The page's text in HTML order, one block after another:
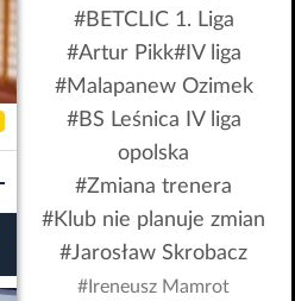
#BETCLIC 1. Liga
#Artur Pikk#IV liga
#Malapanew Ozimek
#BS Leśnica IV liga
opolska
#Zmiana trenera
#Klub nie planuje zmian
#Jarosław Skrobacz
#Ireneusz Mamrot